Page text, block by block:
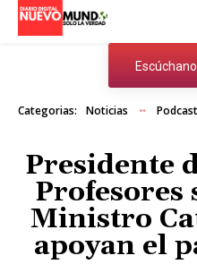
Categorias: Noticias Podcast
Presidente
Profesores
Ministro
apoyan el